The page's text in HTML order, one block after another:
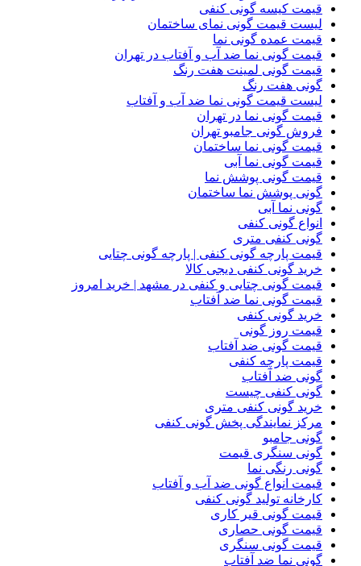
قیمت کیسه گونی کنفی
لیست قیمت گونی نمای ساختمان
قیمت عمده گونی نما
قیمت گونی نما ضد آب و آفتاب در تهران
قیمت گونی لمینت هفت رنگ
گونی هفت رنگ
لیست قیمت گونی نما ضد آب و آفتاب
قیمت گونی نما در تهران
فروش گونی جامبو تهران
قیمت گونی نما ساختمان
قیمت گونی نما آبی
قیمت گونی پوشش نما
گونی پوشش نما ساختمان
گونی نما آبی
انواع گونی کنفی
گونی کنفی متری
قیمت پارچه گونی کنفی | پارچه گونی چتایی
خرید گونی کنفی دیجی کالا
قیمت گونی چتایی و کنفی در مشهد | خرید امروز
قیمت گونی نما ضد آفتاب
خرید گونی کنفی
قیمت روز گونی
قیمت گونی ضد آفتاب
قیمت پارچه کنفی
گونی ضد آفتاب
گونی کنفی چیست
خرید گونی کنفی متری
مرکز نمایندگی پخش گونی کنفی
گونی جامبو
گونی سنگری قیمت
گونی رنگی نما
قیمت انواع گونی ضد آب و آفتاب
کارخانه تولید گونی کنفی
قیمت گونی قیر کاری
قیمت گونی حصاری
قیمت گونی سنگری
گونی نما ضد آفتاب